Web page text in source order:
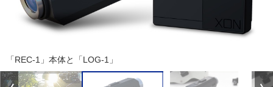
「REC-1」本体と「LOG-1」